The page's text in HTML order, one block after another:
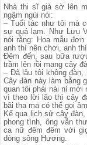
Nhà thi sĩ già sờ lên
ngậm ngùi nói:
– Tuổi tác như tôi mà
sự quá lạm. Như Lưu
nói rằng: Hoa mẫu
anh thì nên chơi, anh
Đêm đến, sau bữa
trầm lên rồi mang cây
– Đã lâu tôi không đàn,
Cây đàn này làm bằng
quan tôi phải nài nỉ
vì theo lời lão thì cây
bãi tha ma có thể gọi
Kể qua lịch sử cây
phong tình, ông vẫn
ca nữ đêm đêm với
dòng sông Hương.